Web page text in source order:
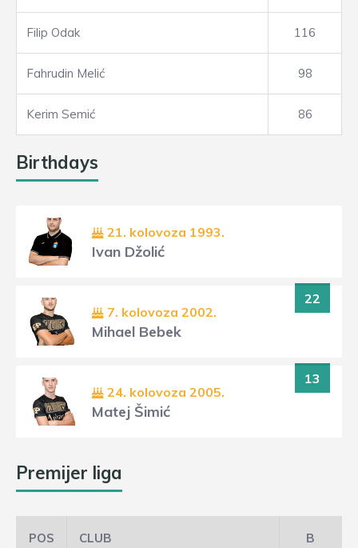
Filip Odak 116
Fahrudin Melić 98
Kerim Semić 86
Birthdays
21. kolovoza 1993.
Ivan Džolić
22
7. kolovoza 2002.
Mihael Bebek
13
24. kolovoza 2005.
Matej Šimić
Premijer liga
POS CLUB B